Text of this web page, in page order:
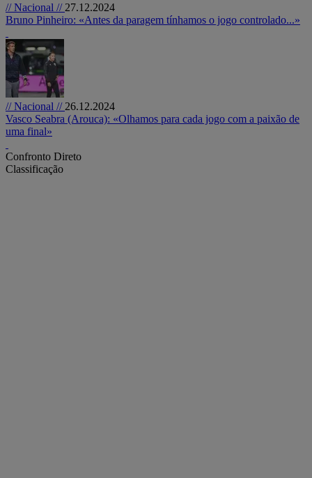
// Nacional // 27.12.2024
Bruno Pinheiro: «Antes da paragem tínhamos o jogo controlado...»
// Nacional // 26.12.2024
Vasco Seabra (Arouca): «Olhamos para cada jogo com a paixão de
uma final»
Confronto Direto
Classificação